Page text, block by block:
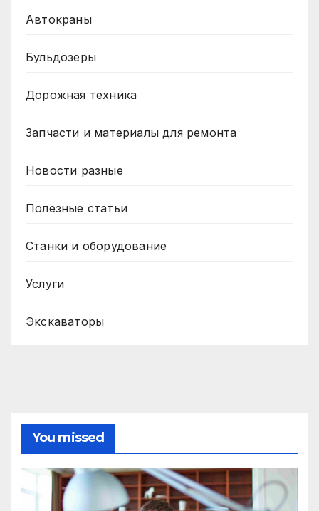
Автокраны
Бульдозеры
Дорожная техника
Запчасти и материалы для ремонта
Новости разные
Полезные статьи
Станки и оборудование
Услуги
Экскаваторы
You missed